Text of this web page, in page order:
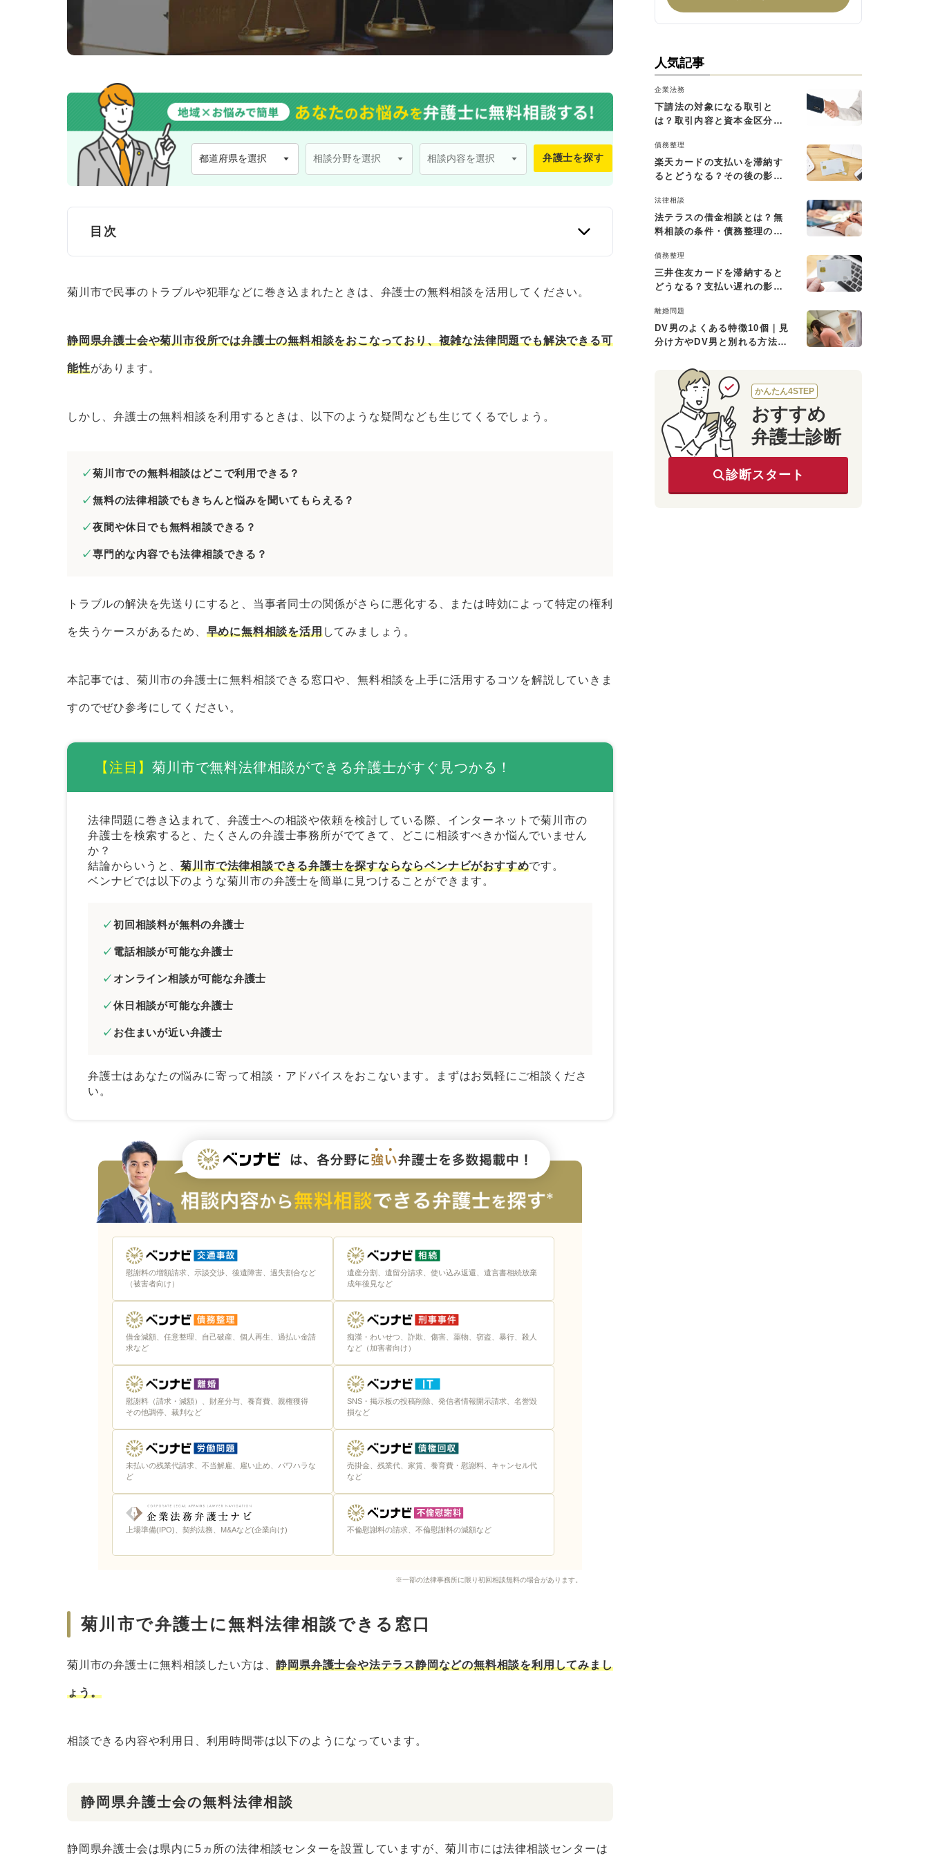
弁護士を探す
目次
菊川市で弁護士に無料法律相談できる窓口
法テラスの無料法律相談
菊川市役所の無料相談窓口
菊川市の弁護士に相続問題の無料法律相談をしたいとき
菊川市の弁護士に債務整理の無料法律相談をしたいとき
菊川市の弁護士に労働問題の無料法律相談をしたいとき
菊川市の弁護士に債権回収の無料法律相談をしたいとき
菊川市の弁護士に交通事故の無料法律相談をしたいとき
菊川市の弁護士にネットトラブルの無料法律相談をしたいとき
菊川市の弁護士に無料相談するときのコツ
当事者が複数いるときは相関図を作成する
メール相談やLINE相談を活用する
菊川市で法律問題を解決するときの弁護士の選び方
専門書などを監修している弁護士を選ぶ
来所不要の弁護士を選ぶ
依頼者の意向を尊重してくれる弁護士を選ぶ
まとめ｜菊川市で無料法律相談できる弁護士はベンナビで探そう
菊川市で民事のトラブルや犯罪などに巻き込まれたときは、弁護士の無料相談を活用してください。
静岡県弁護士会や菊川市役所では弁護士の無料相談をおこなっており、複雑な法律問題でも解決できる可
能性があります。
しかし、弁護士の無料相談を利用するときは、以下のような疑問なども生じてくるでしょう。
菊川市での無料相談はどこで利用できる？
無料の法律相談でもきちんと悩みを聞いてもらえる？
夜間や休日でも無料相談できる？
専門的な内容でも法律相談できる？
トラブルの解決を先送りにすると、当事者同士の関係がさらに悪化する、または時効によって特定の権利
を失うケースがあるため、 早めに無料相談を活用してみましょう。
本記事では、菊川市の弁護士に無料相談できる窓口や、無料相談を上手に活用するコツを解説していきま
すのでぜひ参考にしてください。
【注目】菊川市で無料法律相談ができる弁護士がすぐ見つかる！
法律問題に巻き込まれて、弁護士への相談や依頼を検討している際、インターネットで菊川市の
弁護士を検索すると、たくさんの弁護士事務所がでてきて、どこに相談すべきか悩んでいません
か？
結論からいうと、菊川市で法律相談できる弁護士を探すならならベンナビがおすすめです。
ベンナビでは以下のような菊川市の弁護士を簡単に見つけることができます。
初回相談料が無料の弁護士
電話相談が可能な弁護士
オンライン相談が可能な弁護士
休日相談が可能な弁護士
お住まいが近い弁護士
弁護士はあなたの悩みに寄って相談・アドバイスをおこないます。まずはお気軽にご相談くださ
い。
慰謝料の増額請求、示談交渉、後遺障害、過失割合など
（被害者向け）
遺産分割、遺留分請求、使い込み返還、遺言書相続放棄
成年後見など
借金減額、任意整理、自己破産、個人再生、過払い金請
求など
痴漢・わいせつ、詐欺、傷害、薬物、窃盗、暴行、殺人
など（加害者向け）
慰謝料（請求・減額）、財産分与、養育費、親権獲得
その他調停、裁判など
SNS・掲示板の投稿削除、発信者情報開示請求、名誉毀
損など
未払いの残業代請求、不当解雇、雇い止め、パワハラな
ど
売掛金、残業代、家賃、養育費・慰謝料、キャンセル代
など
上場準備(IPO)、契約法務、M&Aなど(企業向け) 不倫慰謝料の請求、不倫慰謝料の減額など
※一部の法律事務所に限り初回相談無料の場合があります。
菊川市で弁護士に無料法律相談できる窓口
菊川市の弁護士に無料相談したい方は、静岡県弁護士会や法テラス静岡などの無料相談を利用してみまし
ょう。
相談できる内容や利用日、利用時間帯は以下のようになっています。
静岡県弁護士会の無料法律相談
静岡県弁護士会は県内に5ヵ所の法律相談センターを設置していますが、菊川市には法律相談センターは
人気記事
企業法務
下請法の対象になる取引と
は？取引内容と資本金区分に
債務整理
楽天カードの支払いを滞納す
るとどうなる？その後の影響
法律相談
法テラスの借金相談とは？無
料相談の条件・債務整理の費
債務整理
三井住友カードを滞納すると
どうなる？支払い遅れの影響
離婚問題
DV男のよくある特徴10個｜見
分け方やDV男と別れる方法も
かんたん4STEP
おすすめ
弁護士診断
診断スタート